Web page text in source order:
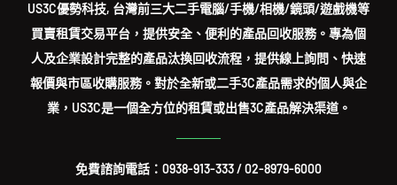
US3C優勢科技, 台灣前三大二手電腦/手機/相機/鏡頭/遊戲機等
買賣租賃交易平台，提供安全、便利的產品回收服務。專為個
人及企業設計完整的產品汰換回收流程，提供線上詢問、快速
報價與市區收購服務。對於全新或二手3C產品需求的個人與企
業，US3C是一個全方位的租賃或出售3C產品解決渠道。
免費諮詢電話： 0938-913-333/02-8979-6000